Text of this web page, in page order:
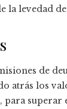
la levedad de
de
atrás los
para